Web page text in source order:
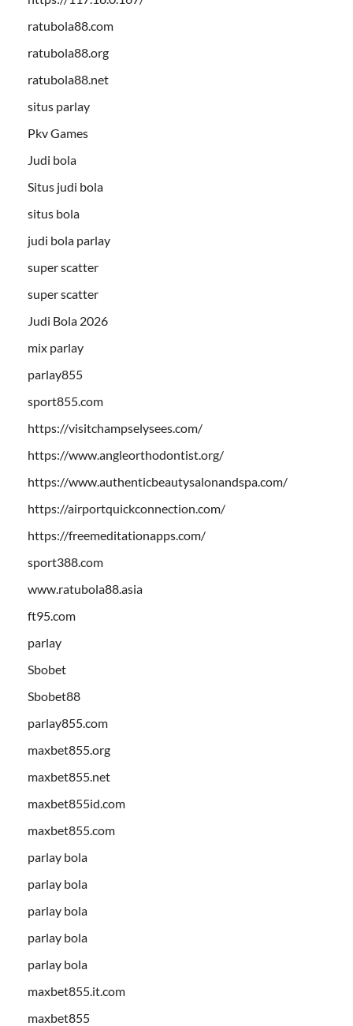
ratubola88.com
ratubola88.org
ratubola88.net
situs parlay
Pkv Games
Judi bola
Situs judi bola
situs bola
judi bola parlay
super scatter
super scatter
Judi Bola 2026
mix parlay
parlay855
sport855.com
https://visitchampselysees.com/
https://www.angleorthodontist.org/
https://www.authenticbeautysalonandspa.com/
https://airportquickconnection.com/
https://freemeditationapps.com/
sport388.com
www.ratubola88.asia
ft95.com
parlay
Sbobet
Sbobet88
parlay855.com
maxbet855.org
maxbet855.net
maxbet855id.com
maxbet855.com
parlay bola
parlay bola
parlay bola
parlay bola
parlay bola
maxbet855.it.com
maxbet855